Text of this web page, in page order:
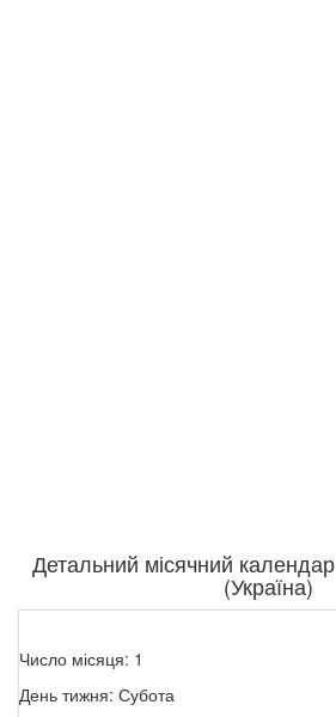
Детальний місячний
(Україна)
Число місяця: 1
День тижня: Субота